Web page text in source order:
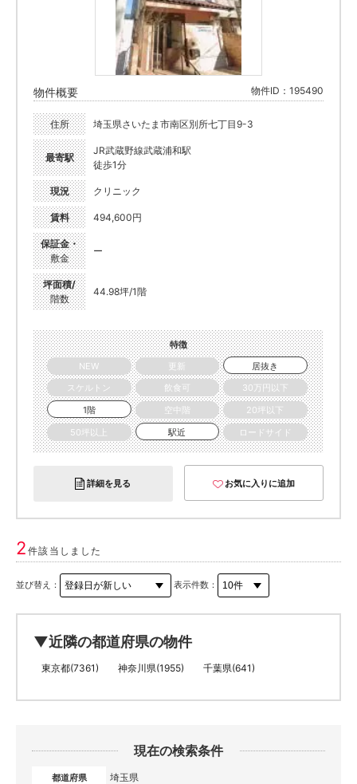
物件概要 物件ID：195490
住所 埼玉県さいたま市南区別所七丁目9-3
最寄駅
JR武蔵野線武蔵浦和駅
徒歩1分
現況 クリニック
賃料 494,600円
保証金・
敷金
ー
坪面積/
階数
44.98坪/1階
特徴
NEW
更新
居抜き
スケルトン
飲食可
30万円以下
1階
空中階
20坪以下
50坪以上
駅近 ロードサイド
詳細を見る お気に入りに追加
2件該当しました
並び替え： 表示件数：
▼近隣の都道府県の物件
東京都(7361) 神奈川県(1955) 千葉県(641)
現在の検索条件
都道府県 埼玉県